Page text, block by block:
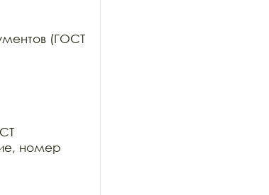
(ГОСТ
номер